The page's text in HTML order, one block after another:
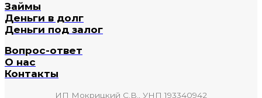
Займы
Деньги в долг
Деньги под залог
Вопрос-ответ
О нас
Контакты
ИП Мокрицкий С.В., УНП 193340942